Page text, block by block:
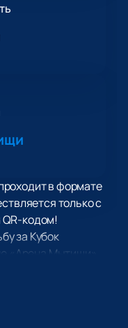
в формате
только с
кодом!
за Кубок
«Арена Мытищи»
из Пекина и